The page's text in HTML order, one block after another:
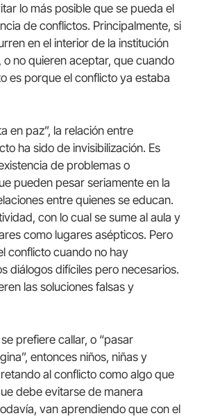
lo más posible que se pueda el
de conflictos. Principalmente, si
en el interior de la institución
o no quieren aceptar, que cuando
es porque el conflicto ya estaba
en paz”, la relación entre
ha sido de invisibilización. Es
de problemas o
pueden pesar seriamente en la
entre quienes se educan.
con lo cual se sume al aula y
como lugares asépticos. Pero
conflicto cuando no hay
diálogos difíciles pero necesarios.
las soluciones falsas y
prefiere callar, o “pasar
entonces niños, niñas y
al conflicto como algo que
debe evitarse de manera
van aprendiendo que con el